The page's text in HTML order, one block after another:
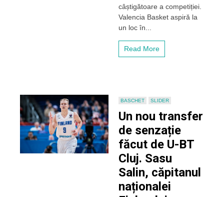
crede
în
șansele
U-
BT
câștigătoare a competiției.
Valencia Basket aspiră la
un loc în...
Read More
BASCHET SLIDER
Un nou transfer
de senzație
făcut de U-BT
Cluj. Sasu
Salin, căpitanul
naționalei